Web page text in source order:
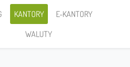
KANTORY
E-KANTORY
WALUTY